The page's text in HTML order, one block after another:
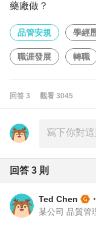
藥廠做？
品管安規 學經
職涯發展 轉職
回答 3 觀看 3045
回答 3 則
Ted Chen ・
某公司 品質管